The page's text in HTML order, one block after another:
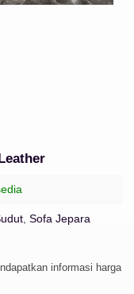
Sofa Jepara
informasi harga